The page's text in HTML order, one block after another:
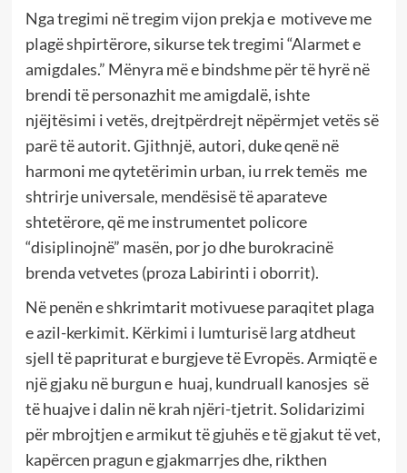
Nga tregimi në tregim vijon prekja e motiveve me
plagë shpirtërore, sikurse tek tregimi “Alarmet e
amigdales.” Mënyra më e bindshme për të hyrë në
brendi të personazhit me amigdalë, ishte
njëjtësimi i vetës, drejtpërdrejt nëpërmjet vetës së
parë të autorit. Gjithnjë, autori, duke qenë në
harmoni me qytetërimin urban, iu rrek temës me
shtrirje universale, mendësisë të aparateve
shtetërore, që me instrumentet policore
“disiplinojnë” masën, por jo dhe burokracinë
brenda vetvetes (proza Labirinti i oborrit).
Në penën e shkrimtarit motivuese paraqitet plaga
e azil-kerkimit. Kërkimi i lumturisë larg atdheut
sjell të papriturat e burgjeve të Evropës. Armiqtë e
një gjaku në burgun e huaj, kundruall kanosjes së
të huajve i dalin në krah njëri-tjetrit. Solidarizimi
për mbrojtjen e armikut të gjuhës e të gjakut të vet,
kapërcen pragun e gjakmarrjes dhe, rikthen